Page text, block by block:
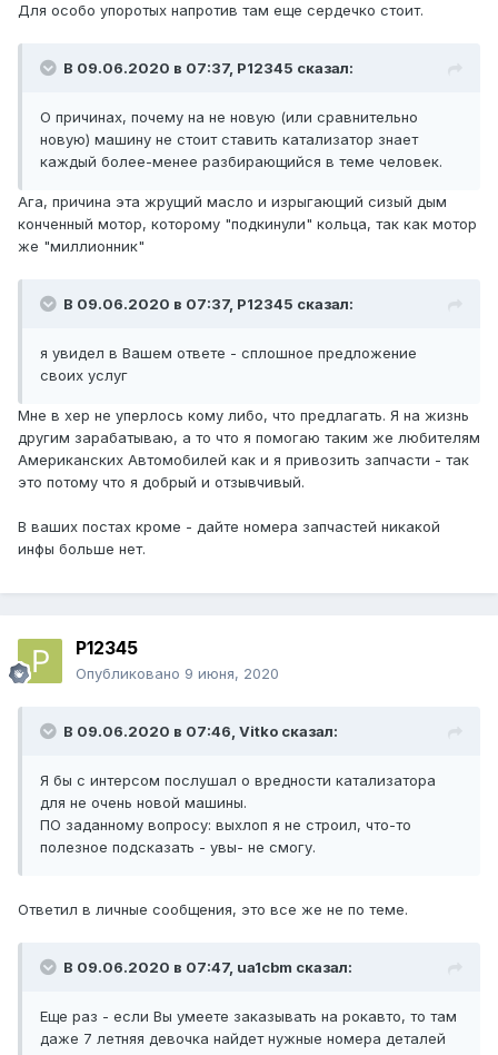
Для особо упоротых напротив там еще сердечко стоит.
В 09.06.2020 в 07:37, P12345 сказал:
О причинах, почему на не новую (или сравнительно
новую) машину не стоит ставить катализатор знает
каждый более-менее разбирающийся в теме человек.
Ага, причина эта жрущий масло и изрыгающий сизый дым
конченный мотор, которому "подкинули" кольца, так как мотор
же "миллионник"
В 09.06.2020 в 07:37, P12345 сказал:
я увидел в Вашем ответе - сплошное предложение
своих услуг
Мне в хер не уперлось кому либо, что предлагать. Я на жизнь
другим зарабатываю, а то что я помогаю таким же любителям
Американских Автомобилей как и я привозить запчасти - так
это потому что я добрый и отзывчивый.
В ваших постах кроме - дайте номера запчастей никакой
инфы больше нет.
P12345
Опубликовано 9 июня, 2020
В 09.06.2020 в 07:46, Vitko сказал:
Я бы с интерсом послушал о вредности катализатора
для не очень новой машины.
ПО заданному вопросу: выхлоп я не строил, что-то
полезное подсказать - увы- не смогу.
Ответил в личные сообщения, это все же не по теме.
В 09.06.2020 в 07:47, ua1cbm сказал:
Еще раз - если Вы умеете заказывать на рокавто, то там
даже 7 летняя девочка найдет нужные номера деталей